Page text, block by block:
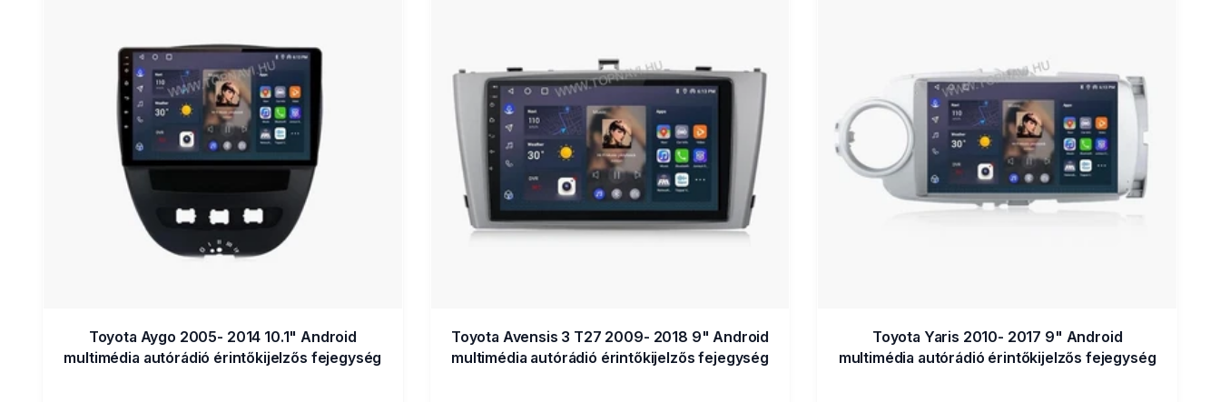
Toyota Aygo 2005- 2014 10.1" Android
multimédia autórádió érintőkijelzős fejegység
Toyota Avensis 3 T27 2009- 2018 9" Android
multimédia autórádió érintőkijelzős fejegység
Toyota Yaris 2010- 2017 9" Android
multimédia autórádió érintőkijelzős fejegység